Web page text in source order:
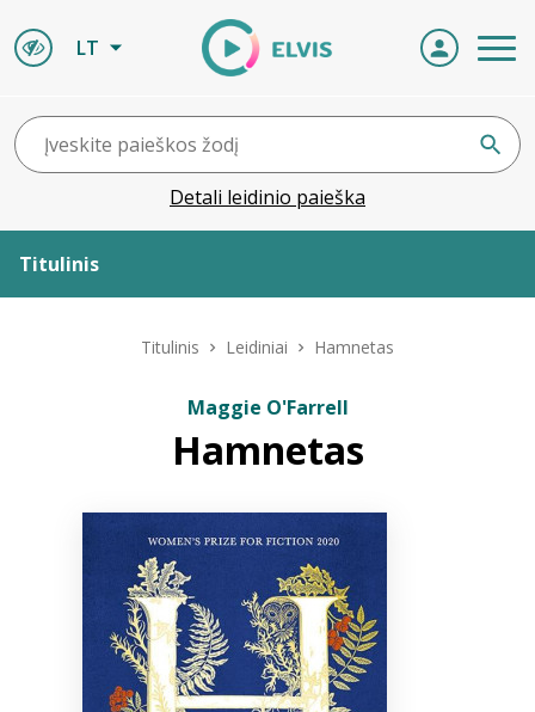
LT
Detali leidinio paieška
Titulinis
Bibliotekoms
Titulinis Leidiniai Hamnetas
Maggie O'Farrell
Hamnetas